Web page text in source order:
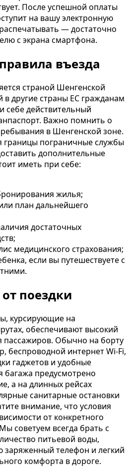
После успешной оплаты
на вашу электронную
— достаточно
с экрана смартфона.
въезда
страной Шенгенской
в другие страны ЕС гражданам
себе действительный
Важно помнить о
в Шенгенской зоне.
границы пограничные службы
дополнительные
иметь при себе:
жилья;
план дальнейшего
достаточных
медицинского страхования;
если вы путешествуете с
поездки
курсирующие на
обеспечивают высокий
пассажиров. Обычно на борту
беспроводной интернет Wi-Fi,
гаджетов и удобные
багажа предусмотрено
а на длинных рейсах
санитарные остановки
внимание, что условия
от конкретного
советуем всегда брать с
питьевой воды,
заряженный телефон и легкий
комфорта в дороге.